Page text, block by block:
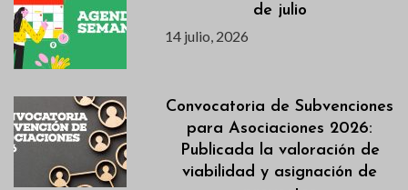
de julio
14 julio, 2026
Convocatoria de Subvenciones
para Asociaciones 2026:
Publicada la valoración de
viabilidad y asignación de